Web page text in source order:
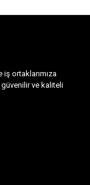
ortaklarımıza
ve kaliteli